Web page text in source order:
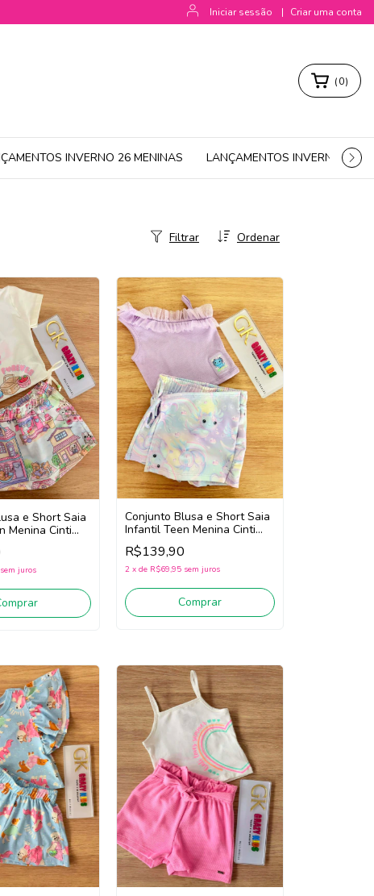
Iniciar sessão | Criar uma conta
(0)
INVERNO 26 MENINAS LANÇAMENTOS INVERNO 26
Ordenar
Filtrar
e Short Saia
Menina Cinti
Rosa)
sem juros
Conjunto Blusa e Short Saia
Infantil Teen Menina Cinti
22104 (Lilás)
R$139,90
2 x de R$69,95 sem juros
Comprar